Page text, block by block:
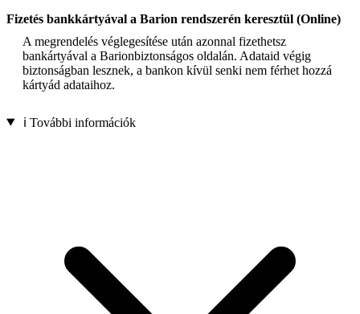
Fizetés bankkártyával a Barion rendszerén keresztül (Online)
A megrendelés véglegesítése után azonnal fizethetsz
bankártyával a Barionbiztonságos oldalán. Adataid végig
biztonságban lesznek, a bankon kívül senki nem férhet hozzá
kártyád adataihoz.
ℹ️ További információk